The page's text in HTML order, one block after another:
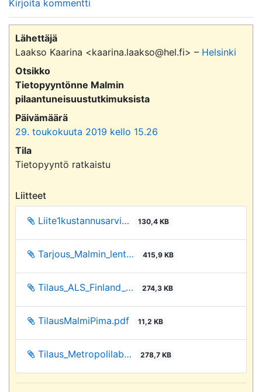
Kirjoita kommentti
Lähettäjä
Laakso Kaarina <kaarina.laakso@hel.fi> – Helsinki
Otsikko
Tietopyyntönne Malmin
pilaantuneisuustutkimuksista
Päivämäärä
29. toukokuuta 2019 kello 15.26
Tila
Tietopyyntö ratkaistu
Liitteet
Liite1kustannusarvi… 130,4 KB
Tarjous_Malmin_lent… 415,9 KB
Tilaus_ALS_Finland_… 274,3 KB
TilausMalmiPima.pdf 11,2 KB
Tilaus_Metropolilab… 278,7 KB